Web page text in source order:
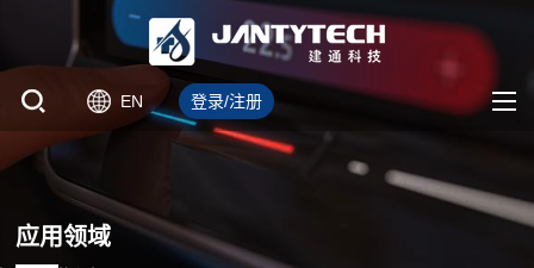
EN 登录/注册
应用领域